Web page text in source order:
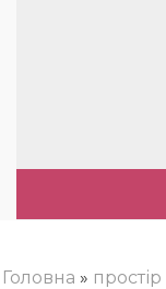
Головна » простір